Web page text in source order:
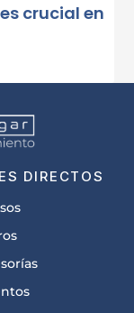
crucial en
DIRECTOS